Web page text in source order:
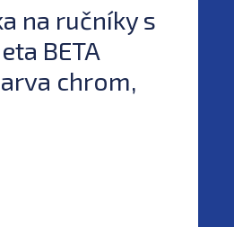
na ručníky s
BETA
chrom,